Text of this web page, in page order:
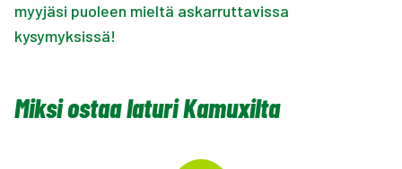
myyjäsi puoleen mieltä askarruttavissa
kysymyksissä!
Miksi ostaa laturi Kamuxilta